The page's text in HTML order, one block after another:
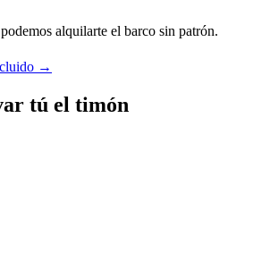
alquilarte el barco sin patrón.
→
tú el timón